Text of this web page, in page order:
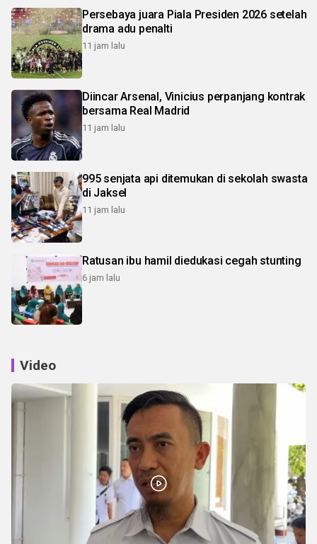
Persebaya juara Piala Presiden 2026 setelah
drama adu penalti
11 jam lalu
Diincar Arsenal, Vinicius perpanjang kontrak
bersama Real Madrid
11 jam lalu
995 senjata api ditemukan di sekolah swasta
di Jaksel
11 jam lalu
Ratusan ibu hamil diedukasi cegah stunting
6 jam lalu
Video